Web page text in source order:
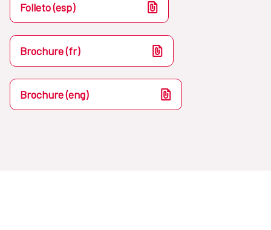
Folleto (esp)
Brochure (fr)
Brochure (eng)